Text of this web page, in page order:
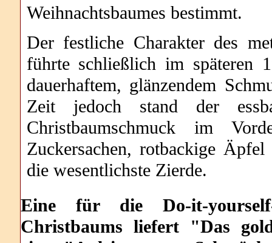
Weihnachtsbaumes bestimmt.
Der festliche Charakter des
führte schließlich im späteren
dauerhaftem, glänzendem
Zeit jedoch stand der
Christbaumschmuck im
Zuckersachen, rotbackige
die wesentlichste Zierde.
Eine für die Do-it-
Christbaums liefert "Das